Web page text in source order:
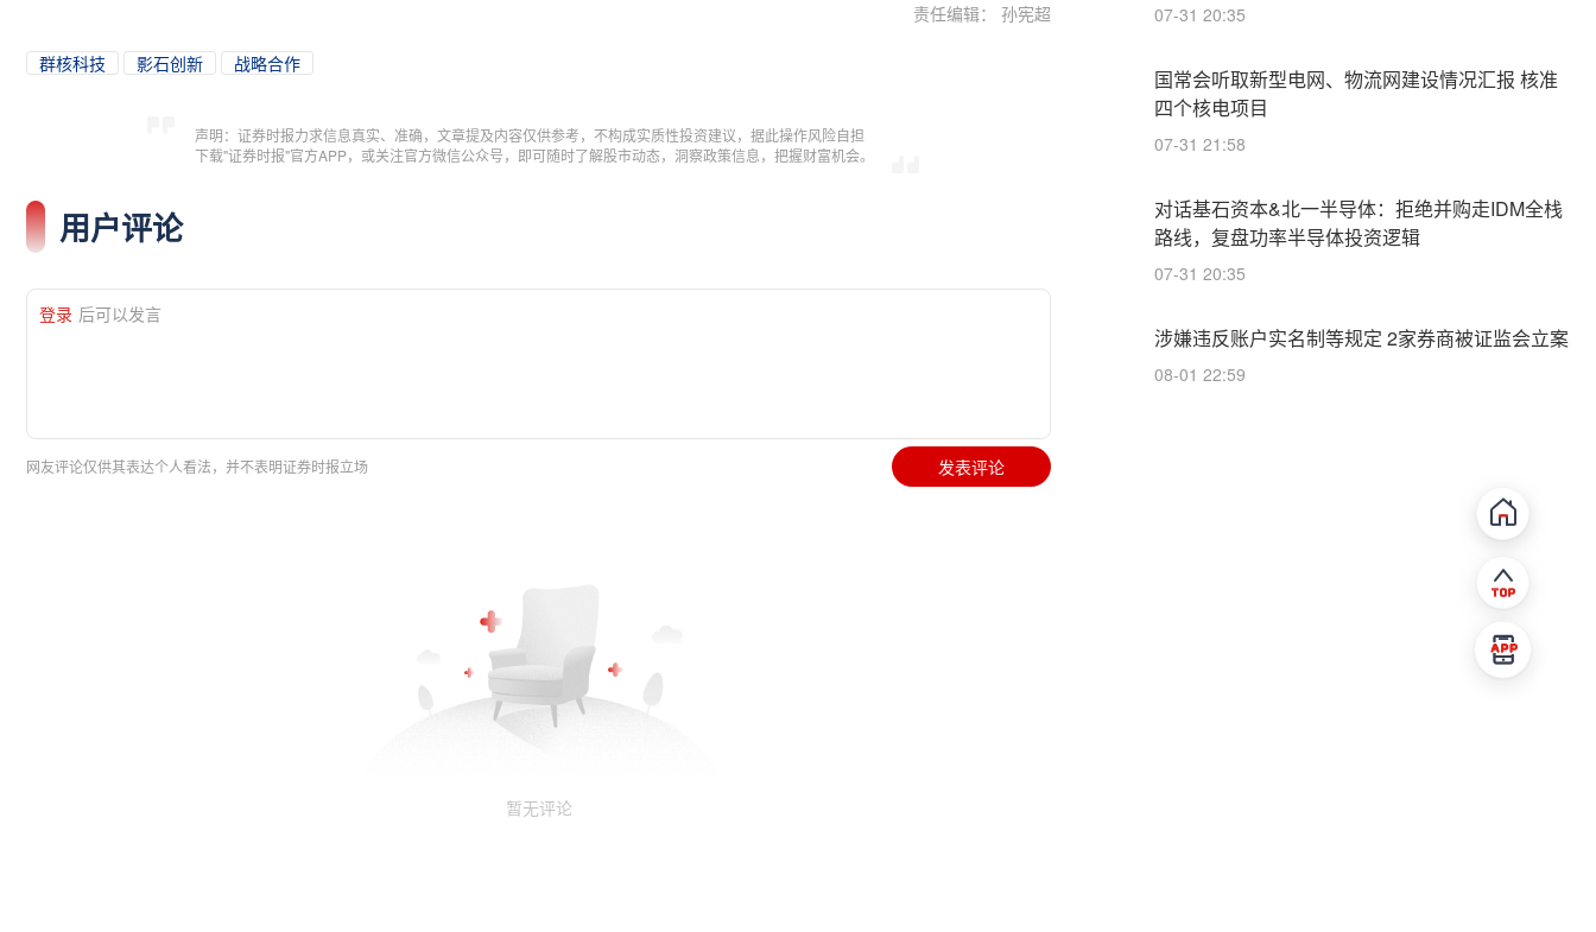
责任编辑： 孙宪超
群核科技 影石创新 战略合作
声明：证券时报力求信息真实、准确，文章提及内容仅供参考，不构成实质性投资建议，据此操作风险自担
下载"证券时报"官方APP，或关注官方微信公众号，即可随时了解股市动态，洞察政策信息，把握财富机会。
用户评论
登录 后可以发言
网友评论仅供其表达个人看法，并不表明证券时报立场 发表评论
暂无评论
07-31 20:35
国常会听取新型电网、物流网建设情况汇报 核准
四个核电项目
07-31 21:58
对话基石资本&北一半导体：拒绝并购走IDM全栈
路线，复盘功率半导体投资逻辑
07-31 20:35
涉嫌违反账户实名制等规定 2家券商被证监会立案
08-01 22:59